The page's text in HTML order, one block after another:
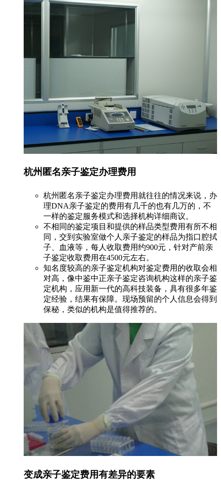
杭州匿名亲子鉴定办理费用
杭州匿名亲子鉴定办理费用就往往的情况来说，办
理DNA亲子鉴定的费用有几千的也有几万的，不
一样的鉴定服务模式和选择机构详细商议。
不相同的鉴定项目和提供的样品类型费用有所不相
同，交到实验室做个人亲子鉴定的样品为指口腔拭
子、血液等，每人收取费用约900元，针对产前亲
子鉴定收取费用在4500元左右。
知名度较高的亲子鉴定机构对鉴定费用的收取会相
对高，像中鉴中正亲子鉴定咨询机构这样的亲子鉴
定机构，应用新一代的高科技装备，具有很多年鉴
定经验，结果有保障。现场预留的个人信息会得到
保秘，类似的机构是值得推荐的。
变成亲子鉴定费用有差异的要素